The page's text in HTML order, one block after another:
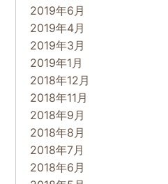
2019年6月
2019年4月
2019年3月
2019年1月
2018年12月
2018年11月
2018年9月
2018年8月
2018年7月
2018年6月